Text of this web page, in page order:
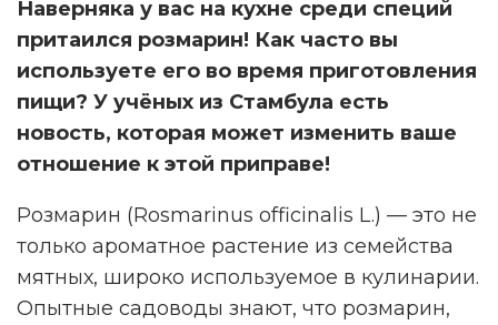
Наверняка у вас на кухне среди специй
притаился розмарин! Как часто вы
используете его во время приготовления
пищи? У учёных из Стамбула есть
новость, которая может изменить ваше
отношение к этой приправе!
Розмарин (Rosmarinus officinalis L.) — это не
только ароматное растение из семейства
мятных, широко используемое в кулинарии.
Опытные садоводы знают, что розмарин,